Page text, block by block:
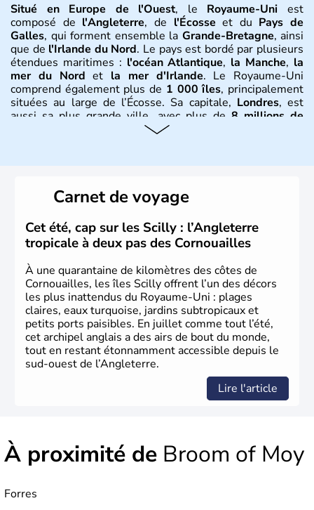
Situé en Europe de l'Ouest, le Royaume-Uni est
composé de l'Angleterre, de l'Écosse et du Pays de
Galles, qui forment ensemble la Grande-Bretagne, ainsi
que de l'Irlande du Nord. Le pays est bordé par plusieurs
étendues maritimes : l'océan Atlantique, la Manche, la
mer du Nord et la mer d'Irlande. Le Royaume-Uni
comprend également plus de 1 000 îles, principalement
situées au large de l’Écosse. Sa capitale, Londres, est
aussi sa plus grande ville, avec plus de 8 millions de
population totale du Royaume-Uni
Histoire et administration
naît officiellement en 1801 avec l’
d’Union, réunissant leRoyaume de Grande-Bretagne
Royaume d’Irlande. Puissance majeure duSiècle des
Lumières, il s’illustre enlittérature, ensciences
l’innovation. Il devient en 1807 la première nation à abolir
commerce d’esclaves. Membre de l’Union Européenne
à partir de 1973, le Royaume-Uniengage, dès les années
1980, d’importantesréformes économiquesfondées sur
lelibéralisme, influençant durablement son
développement. Sonhistoire richecontinue de marquer
sa culture et son rayonnement international.
Carnet de voyage
Cet été, cap sur les Scilly : l’Angleterre
tropicale à deux pas des Cornouailles
À une quarantaine de kilomètres des côtes de
Cornouailles, les îles Scilly offrent l’un des décors
les plus inattendus du Royaume-Uni : plages
claires, eaux turquoise, jardins subtropicaux et
petits ports paisibles. En juillet comme tout l’été,
cet archipel anglais a des airs de bout du monde,
tout en restant étonnamment accessible depuis le
sud-ouest de l’Angleterre.
Lire l'article
À proximité de Broom of Moy
Forres